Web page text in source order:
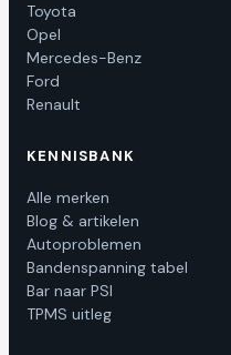
Toyota
Opel
Mercedes-Benz
Ford
Renault
KENNISBANK
Alle merken
Blog & artikelen
Autoproblemen
Bandenspanning tabel
Bar naar PSI
TPMS uitleg